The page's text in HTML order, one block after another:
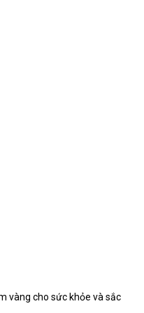
vàng cho sức khỏe và sắc